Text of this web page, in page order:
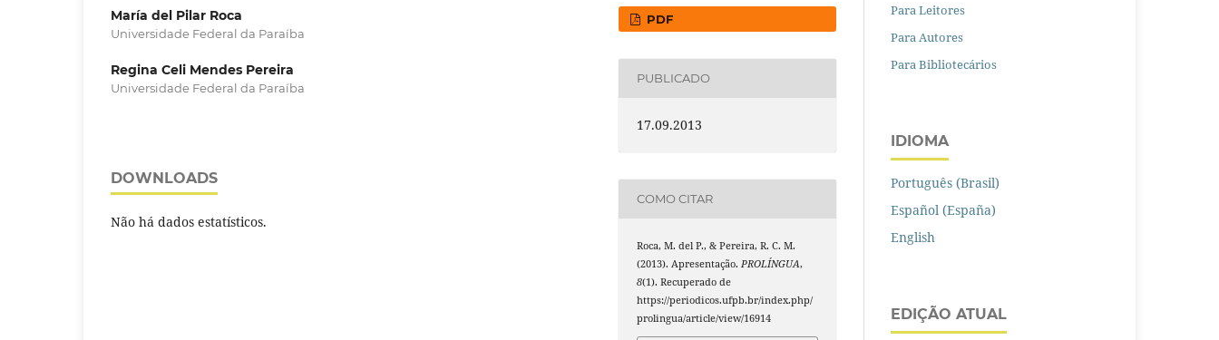
María del Pilar Roca
Universidade Federal da Paraíba
Regina Celi Mendes Pereira
Universidade Federal da Paraíba
DOWNLOADS
Não há dados estatísticos.
PDF
PUBLICADO
17.09.2013
COMO CITAR
Roca, M. del P., & Pereira, R. C. M.
(2013). Apresentação.PROLÍNGUA,
8(1). Recuperado de
https://periodicos.ufpb.br/index.php/
prolingua/article/view/16914
Para Leitores
Para Autores
Para Bibliotecários
IDIOMA
Português (Brasil)
Español (España)
English
EDIÇÃO ATUAL